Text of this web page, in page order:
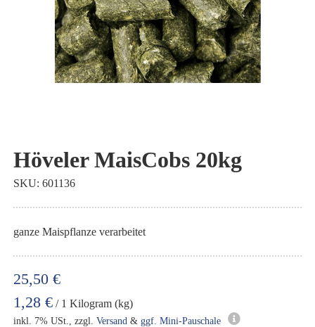
Anfang
der
Bildgalerie
springen
Höveler MaisCobs 20kg
25,50 €
1,28 € / 1 Kilogram (kg)
inkl. 7% USt., zzgl.Versand &ggf. Mini-Pauschale
ganze Mais­pflanze ver­arbeitet
SKU 601136